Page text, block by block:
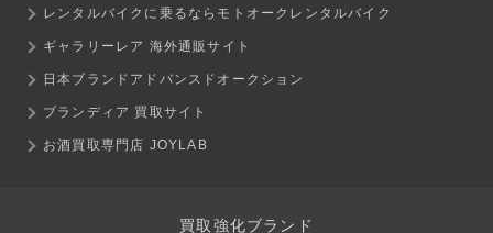
レンタルバイクに乗るならモトオークレンタルバイク
ギャラリーレア 海外通販サイト
日本ブランドアドバンスドオークション
ブランディア 買取サイト
お酒買取専門店 JOYLAB
買取強化ブランド